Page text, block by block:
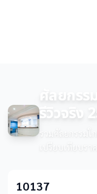
ศัลยกรร
รีวิวจริง
รวมศัลยกรรม
เปรียบเทียบรา
10137